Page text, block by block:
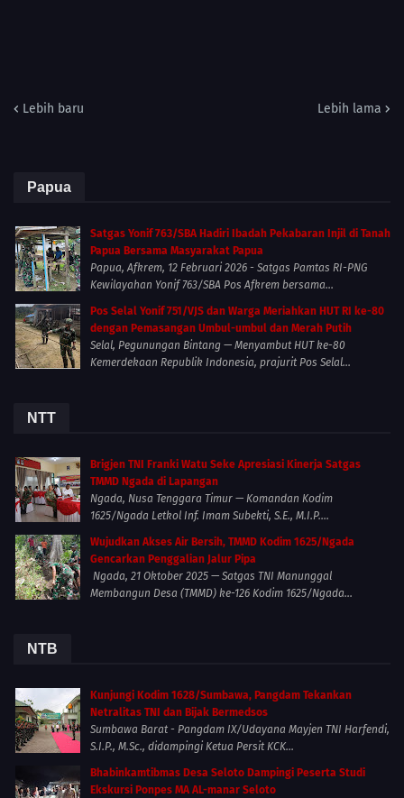
Lebih baru Lebih lama
Papua
Satgas Yonif 763/SBA Hadiri Ibadah Pekabaran Injil di Tanah
Papua Bersama Masyarakat Papua
Papua, Afkrem, 12 Februari 2026 - Satgas Pamtas RI-PNG
Kewilayahan Yonif 763/SBA Pos Afkrem bersama...
Pos Selal Yonif 751/VJS dan Warga Meriahkan HUT RI ke-80
dengan Pemasangan Umbul-umbul dan Merah Putih
Selal, Pegunungan Bintang — Menyambut HUT ke-80
Kemerdekaan Republik Indonesia, prajurit Pos Selal...
NTT
Brigjen TNI Franki Watu Seke Apresiasi Kinerja Satgas
TMMD Ngada di Lapangan
Ngada, Nusa Tenggara Timur — Komandan Kodim
1625/Ngada Letkol Inf. Imam Subekti, S.E., M.I.P....
Wujudkan Akses Air Bersih, TMMD Kodim 1625/Ngada
Gencarkan Penggalian Jalur Pipa
Ngada, 21 Oktober 2025 — Satgas TNI Manunggal
Membangun Desa (TMMD) ke-126 Kodim 1625/Ngada...
NTB
Kunjungi Kodim 1628/Sumbawa, Pangdam Tekankan
Netralitas TNI dan Bijak Bermedsos
Sumbawa Barat - Pangdam IX/Udayana Mayjen TNI Harfendi,
S.I.P., M.Sc., didampingi Ketua Persit KCK...
Bhabinkamtibmas Desa Seloto Dampingi Peserta Studi
Ekskursi Ponpes MA AL-manar Seloto